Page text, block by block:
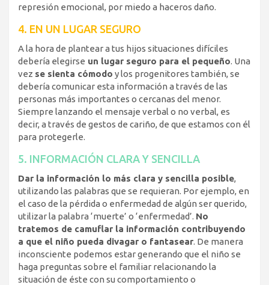
represión emocional, por miedo a haceros daño.
4. EN UN LUGAR SEGURO
A la hora de plantear a tus hijos situaciones difíciles
debería elegirse un lugar seguro para el pequeño. Una
vez se sienta cómodo y los progenitores también, se
debería comunicar esta información a través de las
personas más importantes o cercanas del menor.
Siempre lanzando el mensaje verbal o no verbal, es
decir, a través de gestos de cariño, de que estamos con él
para protegerle.
5. INFORMACIÓN CLARA Y SENCILLA
Dar la información lo más clara y sencilla posible,
utilizando las palabras que se requieran. Por ejemplo, en
el caso de la pérdida o enfermedad de algún ser querido,
utilizar la palabra ‘muerte’ o ‘enfermedad’. No
tratemos de camuflar la información contribuyendo
a que el niño pueda divagar o fantasear. De manera
inconsciente podemos estar generando que el niño se
haga preguntas sobre el familiar relacionando la
situación de éste con su comportamiento o